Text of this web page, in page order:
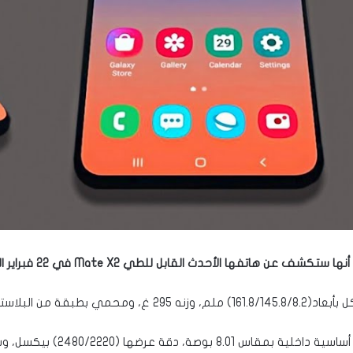
للصدمات والخدوش.